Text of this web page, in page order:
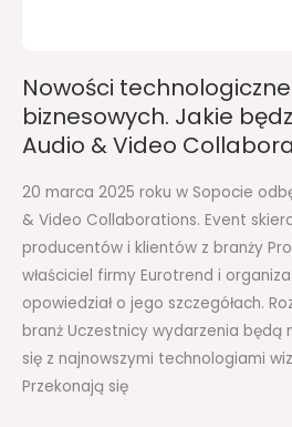
Nowości
biznesowych. Jakie
Audio & Video
20 marca 2025 roku w Sopocie
& Video Collaborations. Event
producentów i klientów z branży
właściciel firmy Eurotrend i
opowiedział o jego szczegółach.
branż Uczestnicy wydarzenia będą
się z najnowszymi technologiami
Przekonają się